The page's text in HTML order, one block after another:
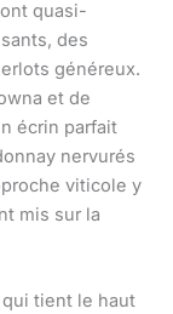
quasi-
des
généreux.
et de
écrin parfait
nervurés
viticole y
mis sur la
qui tient le haut